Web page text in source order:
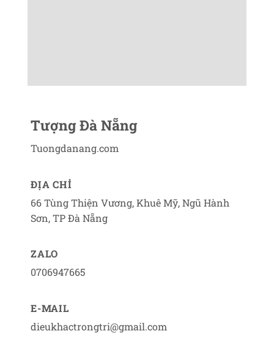
Tượng Đà Nẵng
Tuongdanang.com
ĐỊA CHỈ
66 Tùng Thiện Vương, Khuê Mỹ, Ngũ Hành
Sơn, TP Đà Nẵng
ZALO
0706947665
E-MAIL
dieukhactrongtri@gmail.com